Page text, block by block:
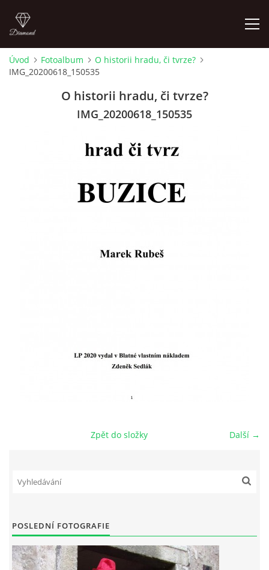
LETNÍ KINO NA HRADĚ 2022
Úvod Fotoalbum
O historii hradu, či tvrze?
IMG_20200618_150535
O historii hradu, či tvrze?
IMG_20200618_150535
Další →
Zpět do složky
POSLEDNÍ FOTOGRAFIE